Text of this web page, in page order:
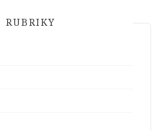
RUBRIKY